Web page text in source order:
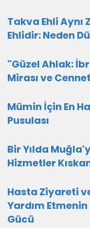
Takva Ehli
Ehlidir: Neden
"Güzel Ahlak:
Mirası ve
Mümin İçin En
Pusulası
Bir Yılda
Hizmetler
Hasta Ziyareti
Yardım Etmenin
Gücü